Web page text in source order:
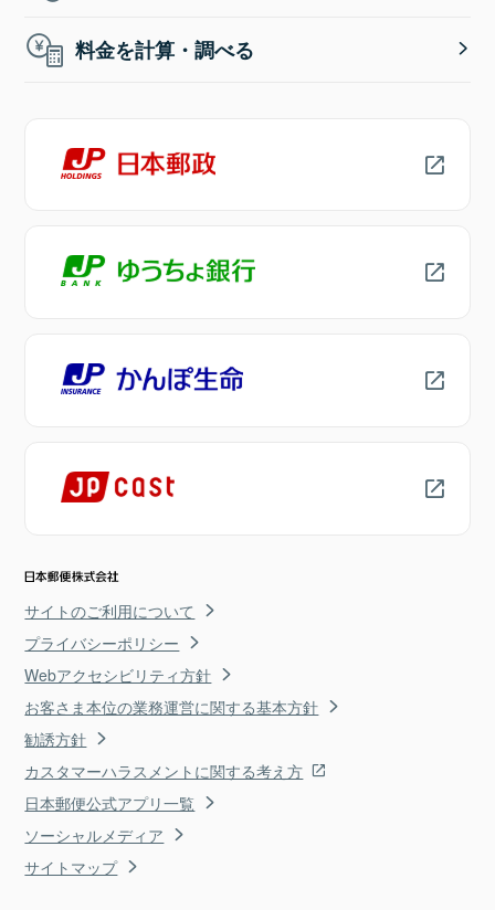
料金を計算・調べる
サイトのご利用について
プライバシーポリシー
Webアクセシビリティ方針
お客さま本位の業務運営に関する基本方針
勧誘方針
カスタマーハラスメントに関する考え方
日本郵便公式アプリ一覧
ソーシャルメディア
サイトマップ